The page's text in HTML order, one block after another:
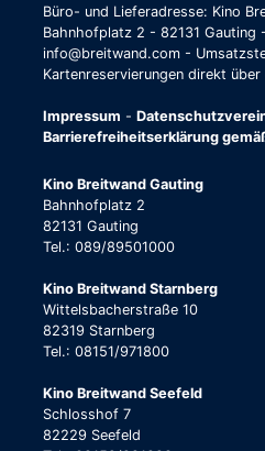
Büro- und Lieferadresse: Kino
Bahnhofplatz 2 - 82131
info@breitwand.com -
Kartenreservierungen direkt über
Impressum -
Barrierefreiheitserklärung
Kino Breitwand Gauting
Bahnhofplatz 2
82131 Gauting
Tel.: 089/89501000
Kino Breitwand Starnberg
Wittelsbacherstraße 10
82319 Starnberg
Tel.: 08151/971800
Kino Breitwand Seefeld
Schlosshof 7
82229 Seefeld